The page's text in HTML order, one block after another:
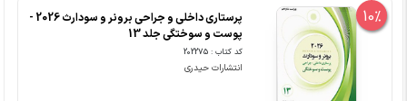
10%
پرستاری داخلی و جراحی برونر و سودارث 2026 -
پوست و سوختگی جلد 13
کد کتاب : 202275
انتشارات حیدری